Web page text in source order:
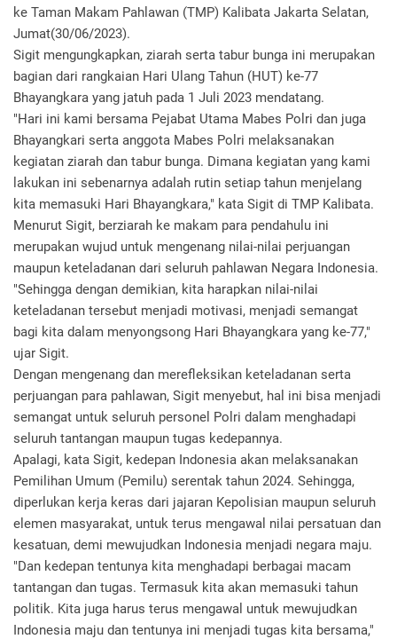
ke Taman Makam Pahlawan (TMP) Kalibata Jakarta Selatan,
Jumat(30/06/2023).
Sigit mengungkapkan, ziarah serta tabur bunga ini merupakan
bagian dari rangkaian Hari Ulang Tahun (HUT) ke-77
Bhayangkara yang jatuh pada 1 Juli 2023 mendatang.
"Hari ini kami bersama Pejabat Utama Mabes Polri dan juga
Bhayangkari serta anggota Mabes Polri melaksanakan
kegiatan ziarah dan tabur bunga. Dimana kegiatan yang kami
lakukan ini sebenarnya adalah rutin setiap tahun menjelang
kita memasuki Hari Bhayangkara," kata Sigit di TMP Kalibata.
Menurut Sigit, berziarah ke makam para pendahulu ini
merupakan wujud untuk mengenang nilai-nilai perjuangan
maupun keteladanan dari seluruh pahlawan Negara Indonesia.
"Sehingga dengan demikian, kita harapkan nilai-nilai
keteladanan tersebut menjadi motivasi, menjadi semangat
bagi kita dalam menyongsong Hari Bhayangkara yang ke-77,"
ujar Sigit.
Dengan mengenang dan merefleksikan keteladanan serta
perjuangan para pahlawan, Sigit menyebut, hal ini bisa menjadi
semangat untuk seluruh personel Polri dalam menghadapi
seluruh tantangan maupun tugas kedepannya.
Apalagi, kata Sigit, kedepan Indonesia akan melaksanakan
Pemilihan Umum (Pemilu) serentak tahun 2024. Sehingga,
diperlukan kerja keras dari jajaran Kepolisian maupun seluruh
elemen masyarakat, untuk terus mengawal nilai persatuan dan
kesatuan, demi mewujudkan Indonesia menjadi negara maju.
"Dan kedepan tentunya kita menghadapi berbagai macam
tantangan dan tugas. Termasuk kita akan memasuki tahun
politik. Kita juga harus terus mengawal untuk mewujudkan
Indonesia maju dan tentunya ini menjadi tugas kita bersama,"